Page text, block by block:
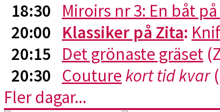
18:30 Miroirs nr 3: En båt
20:00 Klassiker på Zita:
20:15 Det grönaste gräset
20:30 Couture kort tid kvar
Fler dagar...